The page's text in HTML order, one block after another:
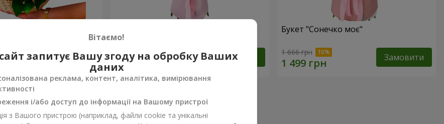
"Яскрава галявина"
Замовити 2 705 грн Замовити
Букет "Сонечко моє"
1 666 грн Замовити
Вітаємо!
запитує Вашу згоду на обробку Ваших
даних
реклама, контент, аналітика, вимірювання
і/або доступ до інформації на Вашому пристрої
з Вашого пристрою (наприклад, файли cookie та унікальні